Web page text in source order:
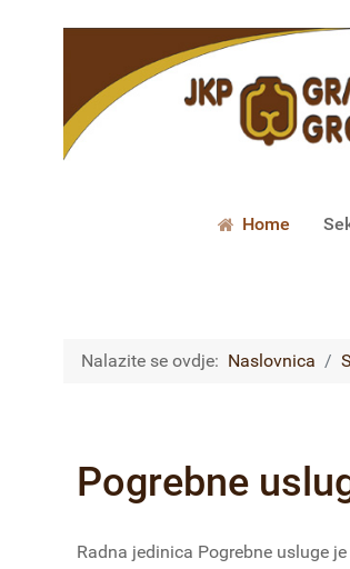
Home
Nalazite se ovdje: Naslovnica
Pogrebne
Radna jedinica Pogrebne usluge